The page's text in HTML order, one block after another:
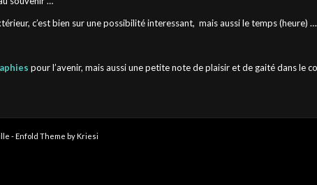
c’est bien sur une possibilité interessant, mais aussi le temps (heure)
pour l’avenir, mais aussi une petite note de plaisir et de gaité dans le
-Enfold Theme by Kriesi